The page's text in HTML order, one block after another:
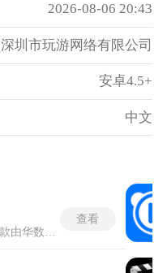
2026-08-06 20:43
深圳市玩游网络有限公司
安卓4.5+
中文
查看